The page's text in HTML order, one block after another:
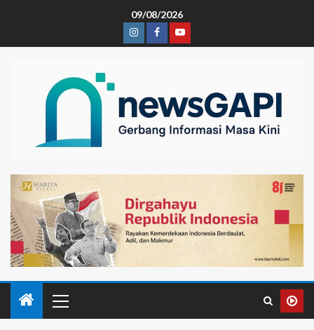
09/08/2026